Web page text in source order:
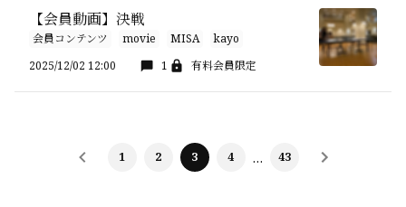
【会員動画】決戦
会員コンテンツ movie MISA
kayo
2025/12/02 12:00
1 有料会員限定
1 2 3 4 … 43